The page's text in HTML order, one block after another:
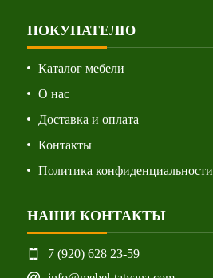
ПОКУПАТЕЛЮ
Каталог мебели
О нас
Доставка и оплата
Контакты
Политика конфиденциальности
НАШИ КОНТАКТЫ
7 (920) 628 23-59